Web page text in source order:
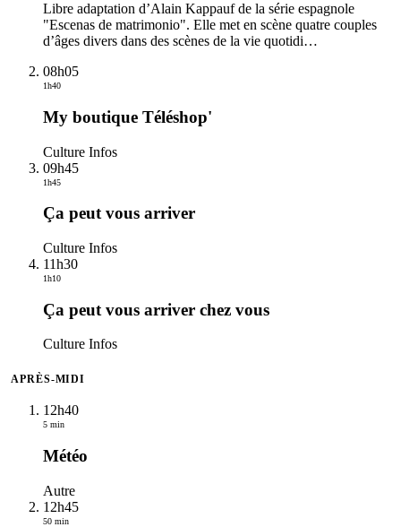
Libre adaptation d’Alain Kappauf de la série espagnole
"Escenas de matrimonio". Elle met en scène quatre couples
d’âges divers dans des scènes de la vie quotidi…
08h05
1h40
My boutique Téléshop'
Culture Infos
09h45
1h45
Ça peut vous arriver
Culture Infos
11h30
1h10
Ça peut vous arriver chez vous
Culture Infos
APRÈS-MIDI
12h40
5 min
Météo
Autre
12h45
50 min